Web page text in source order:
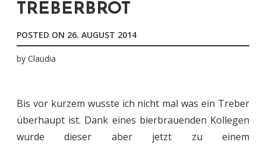
TREBERBROT
POSTED ON 26. AUGUST 2014
by Claudia
Bis vor kurzem wusste ich nicht mal was ein Treber
überhaupt ist. Dank eines bierbrauenden Kollegen
wurde dieser aber jetzt zu einem